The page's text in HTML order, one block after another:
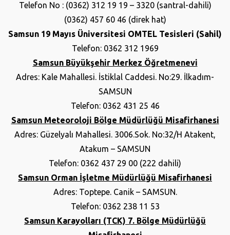
Telefon No : (0362) 312 19 19 – 3320 (santral-dahili)
(0362) 457 60 46 (direk hat)
Samsun 19 Mayıs Üniversitesi OMTEL Tesisleri (Sahil)
Telefon: 0362 312 1969
Samsun Büyükşehir Merkez Öğretmenevi
Adres: Kale Mahallesi. İstiklal Caddesi. No:29. İlkadım-
SAMSUN
Telefon: 0362 431 25 46
Samsun Meteoroloji Bölge Müdürlüğü Misafirhanesi
Adres: Güzelyalı Mahallesi. 3006.Sok. No:32/H Atakent,
Atakum – SAMSUN
Telefon: 0362 437 29 00 (222 dahili)
Samsun Orman İşletme Müdürlüğü Misafirhanesi
Adres: Toptepe. Canik – SAMSUN.
Telefon: 0362 238 11 53
Samsun Karayolları (TCK) 7. Bölge Müdürlüğü